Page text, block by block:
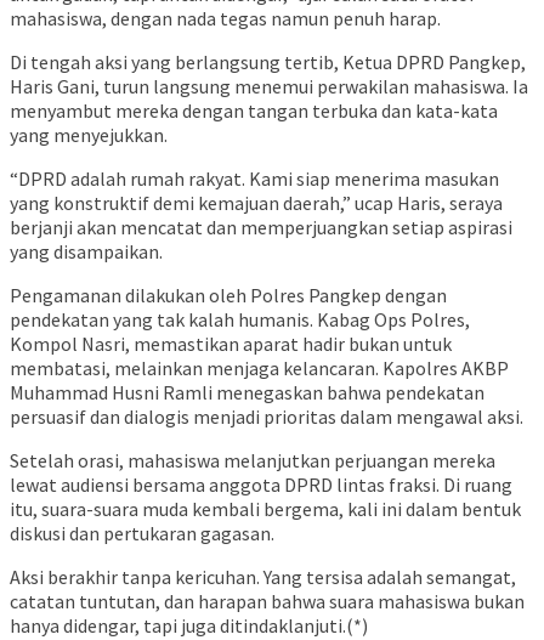
mahasiswa, dengan nada tegas namun penuh harap.
Di tengah aksi yang berlangsung tertib, Ketua DPRD Pangkep,
Haris Gani, turun langsung menemui perwakilan mahasiswa. Ia
menyambut mereka dengan tangan terbuka dan kata-kata
yang menyejukkan.
“DPRD adalah rumah rakyat. Kami siap menerima masukan
yang konstruktif demi kemajuan daerah,” ucap Haris, seraya
berjanji akan mencatat dan memperjuangkan setiap aspirasi
yang disampaikan.
Pengamanan dilakukan oleh Polres Pangkep dengan
pendekatan yang tak kalah humanis. Kabag Ops Polres,
Kompol Nasri, memastikan aparat hadir bukan untuk
membatasi, melainkan menjaga kelancaran. Kapolres AKBP
Muhammad Husni Ramli menegaskan bahwa pendekatan
persuasif dan dialogis menjadi prioritas dalam mengawal aksi.
Setelah orasi, mahasiswa melanjutkan perjuangan mereka
lewat audiensi bersama anggota DPRD lintas fraksi. Di ruang
itu, suara-suara muda kembali bergema, kali ini dalam bentuk
diskusi dan pertukaran gagasan.
Aksi berakhir tanpa kericuhan. Yang tersisa adalah semangat,
catatan tuntutan, dan harapan bahwa suara mahasiswa bukan
hanya didengar, tapi juga ditindaklanjuti.(*)